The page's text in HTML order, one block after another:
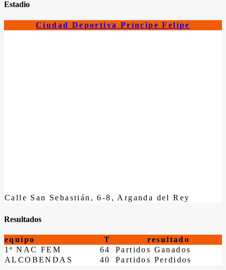
Estadio
Ciudad Deportiva Príncipe Felipe
Calle San Sebastián, 6-8, Arganda del Rey
Resultados
equipo T
resultado
1ª NAC FEM
64
Partidos Ganados
ALCOBENDAS
40 Partidos Perdidos